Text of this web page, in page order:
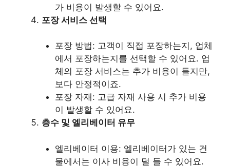
가 비용이 발생할 수 있어요.
포장 서비스 선택
포장 방법: 고객이 직접 포장하는지, 업체
에서 포장하는지를 선택할 수 있어요. 업
체의 포장 서비스는 추가 비용이 들지만,
보다 안정적이죠.
포장 자재: 고급 자재 사용 시 추가 비용
이 발생할 수 있어요.
층수 및 엘리베이터 유무
엘리베이터 이용: 엘리베이터가 있는 건
물에서는 이사 비용이 덜 들 수 있어요.